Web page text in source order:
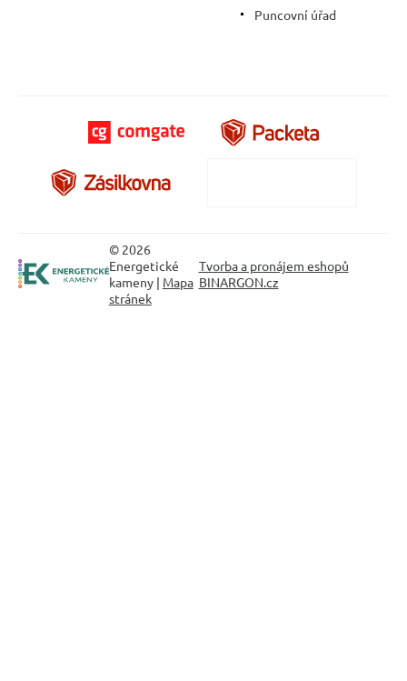
Puncovní úřad
© 2026
Energetické
kameny | Mapa
stránek
Tvorba a pronájem eshopů
BINARGON.cz